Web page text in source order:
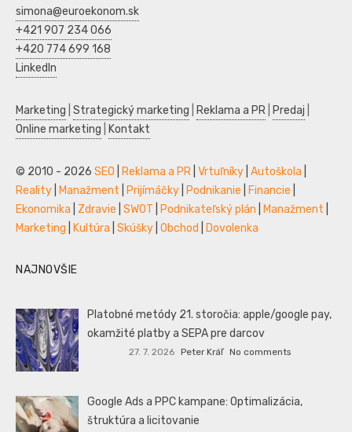
simona@euroekonom.sk
+421 907 234 066
+420 774 699 168
LinkedIn
Marketing Strategický marketing Reklama a PR Predaj
Online marketing
Kontakt
© 2010 - 2026 SEO Reklama a PR Vrtuľníky Autoškola
Reality
Manažment Prijímáčky Podnikanie Financie
Ekonomika
Zdravie SWOT Podnikateľský plán Manažment
Marketing
Kultúra Skúšky Obchod Dovolenka
NAJNOVŠIE
Platobné metódy 21. storočia: apple/google pay,
okamžité platby a SEPA pre darcov
27. 7. 2026 Peter Kráľ No comments
Google Ads a PPC kampane: Optimalizácia,
štruktúra a licitovanie